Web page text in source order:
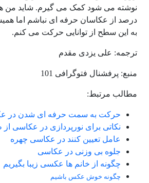
نوشته می شود کمک می گیرم. شاید من
درصد از عکاسان حرفه ای نباشم اما
به این سطح از توانایی حرکت می کنم.
ترجمه: علی یزدی مقدم
منبع: پرفشنال فتوگرافی 101
مطالب مرتبط:
حرکت به سمت حرفه ای شدن در
نکاتی برای نورپردازی در عکاسی
عامل تعیین کنند در عکاسی چهره
جلوه بی وزنی در عکاسی
چگونه از خانم ها عکسی زیبا بگیریم
چگونه خوش عکس باشیم